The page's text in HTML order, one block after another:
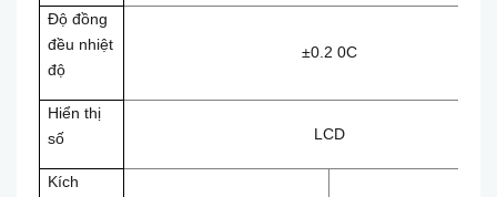
Độ đồng
đều nhiệt
độ
±0.2 0C
Hiển thị
số
LCD
Kích